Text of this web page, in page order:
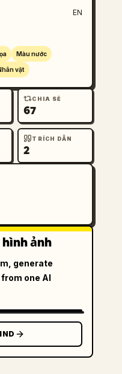
EN
Màu nước
vật
CHIA SẺ
67
TRÍCH DẪN
2
ảnh
generate
one AI